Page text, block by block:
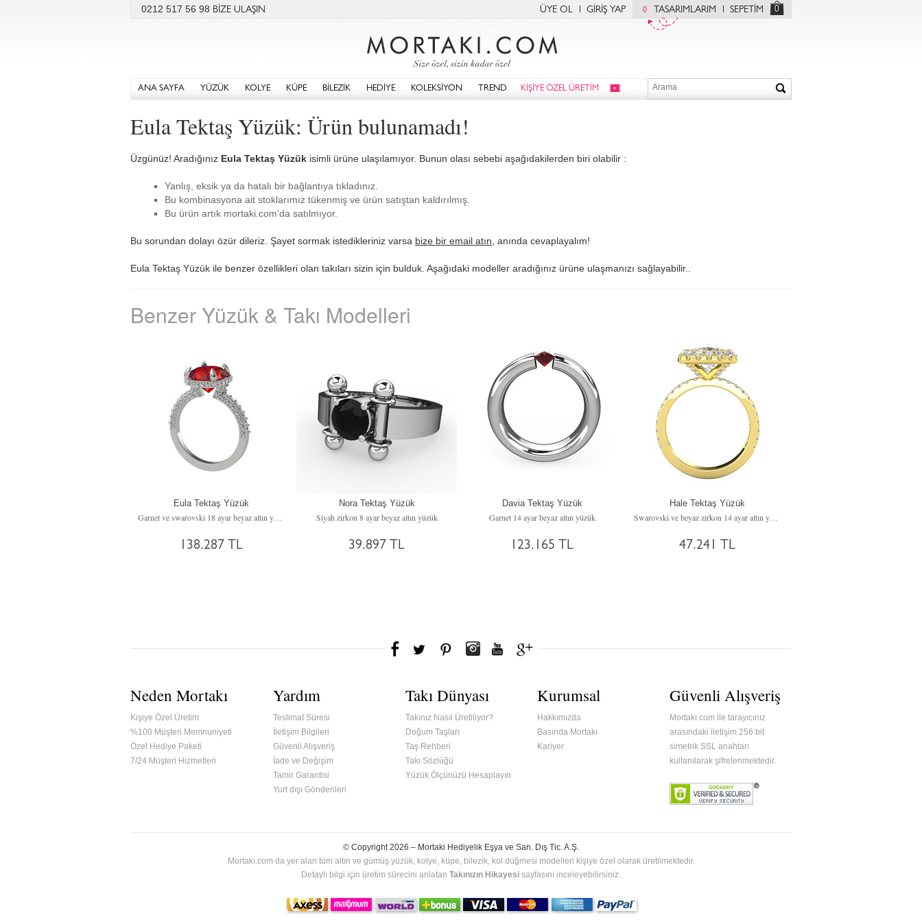
0212 517 56 98 BİZE ULAŞIN ÜYE OL GİRİŞ YAP 0 TASARIMLARIM SEPETİM 0
ANA SAYFA YÜZÜK KOLYE KÜPE BİLEZİK HEDİYE KOLEKSİYON TREND KİŞİYE ÖZEL ÜRETİM
Eula Tektaş Yüzük: Ürün bulunamadı!
Üzgünüz! Aradığınız Eula Tektaş Yüzük isimli ürüne ulaşılamıyor. Bunun olası sebebi aşağıdakilerden biri olabilir :
Yanlış, eksik ya da hatalı bir bağlantıya tıkladınız.
Bu kombinasyona ait stoklarımız tükenmiş ve ürün satıştan kaldırılmış.
Bu ürün artık mortaki.com'da satılmıyor.
Bu sorundan dolayı özür dileriz. Şayet sormak istedikleriniz varsa bize bir email atın , anında cevaplayalım!
Eula Tektaş Yüzük ile benzer özellikleri olan takıları sizin için bulduk. Aşağıdaki modeller aradığınız ürüne ulaşmanızı sağlayabilir..
Benzer Yüzük & Takı Modelleri
Eula Tektaş Yüzük
138.287 TL
Nora Tektaş Yüzük
Siyah zirkon 8 ayar beyaz altın yüzük
39.897 TL
Davia Tektaş Yüzük
Garnet 14 ayar beyaz altın yüzük
123.165 TL
Hale Tektaş Yüzük
47.241 TL
Neden Mortakı
Kişiye Özel Üretim
%100 Müşteri Memnuniyeti
Özel Hediye Paketi
7/24 Müşteri Hizmetleri
Yardım
Teslimat Süresi
İletişim Bilgileri
Güvenli Alışveriş
İade ve Değişim
Tamir Garantisi
Yurt dışı Gönderileri
Takı Dünyası
Takınız Nasıl Üretiliyor?
Doğum Taşları
Taş Rehberi
Takı Sözlüğü
Yüzük Ölçünüzü Hesaplayın
Kurumsal
Hakkımızda
Basında Mortakı
Kariyer
Güvenli Alışveriş
Mortakı.com ile tarayıcınız
arasındaki iletişim 256 bit
simetrik SSL anahtarı
kullanılarak şifrelenmektedir.
© Copyright 2026 – Mortaki Hediyelik Eşya ve San. Dış Tic. A.Ş.
Mortakı.com da yer alan tüm altın ve gümüş yüzük, kolye, küpe, bilezik, kol düğmesi modelleri kişiye özel olarak üretilmektedir.
Detaylı bilgi için üretim sürecini anlatan Takınızın Hikayesi sayfasını inceleyebilirsiniz.